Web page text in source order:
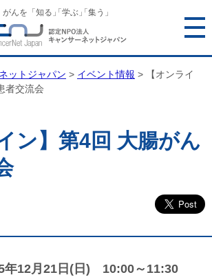
がんを「知る 「学ぶ 「集う」
ットジャパン > イベント情報 > 【オンライ
者交流会
ン】第4回 大腸がん
年12月21日(日) 10:00～11:30